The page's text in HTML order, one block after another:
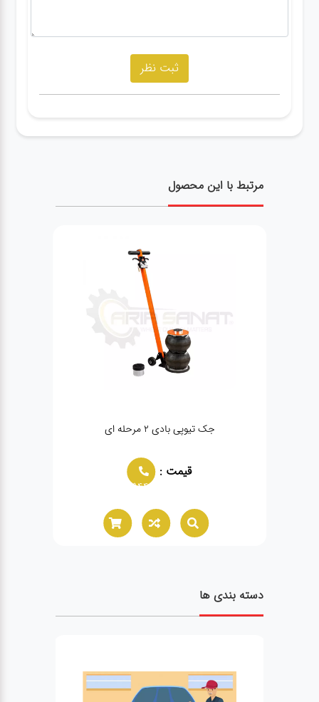
مرتبط با این محصول
جک تیوپی بادی ۲ مرحله ای
قیمت :
02166021944
دسته بندی ها